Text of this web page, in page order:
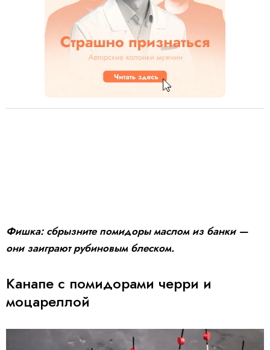
Фишка: сбрызните помидоры маслом из банки —
они заиграют рубиновым блеском.
Канапе с помидорами черри и
моцареллой